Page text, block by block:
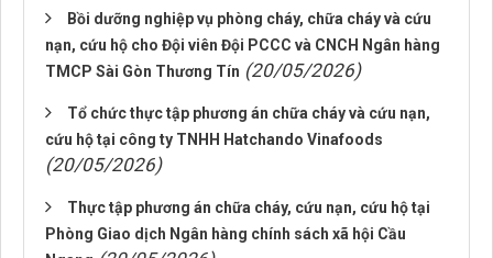
Bồi dưỡng nghiệp vụ phòng cháy, chữa cháy và cứu
nạn, cứu hộ cho Đội viên Đội PCCC và CNCH Ngân hàng
TMCP Sài Gòn Thương Tín (20/05/2026)
Tổ chức thực tập phương án chữa cháy và cứu nạn,
cứu hộ tại công ty TNHH Hatchando Vinafoods
(20/05/2026)
Thực tập phương án chữa cháy, cứu nạn, cứu hộ tại
Phòng Giao dịch Ngân hàng chính sách xã hội Cầu